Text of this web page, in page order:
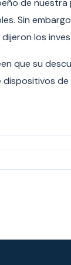
de
Sin
los
que su